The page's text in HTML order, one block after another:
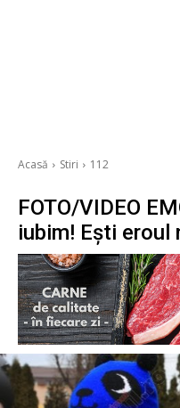
Acasă Stiri 112
FOTO/VIDEO
iubim! Ești eroul